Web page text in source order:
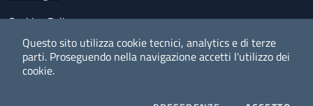
Questo sito utilizza cookie tecnici, analytics e di terze
parti. Proseguendo nella navigazione accetti l'utilizzo dei
cookie.
Cookies Policy
Policy privacy e protezione del dato personale
Albo pretorio on-line